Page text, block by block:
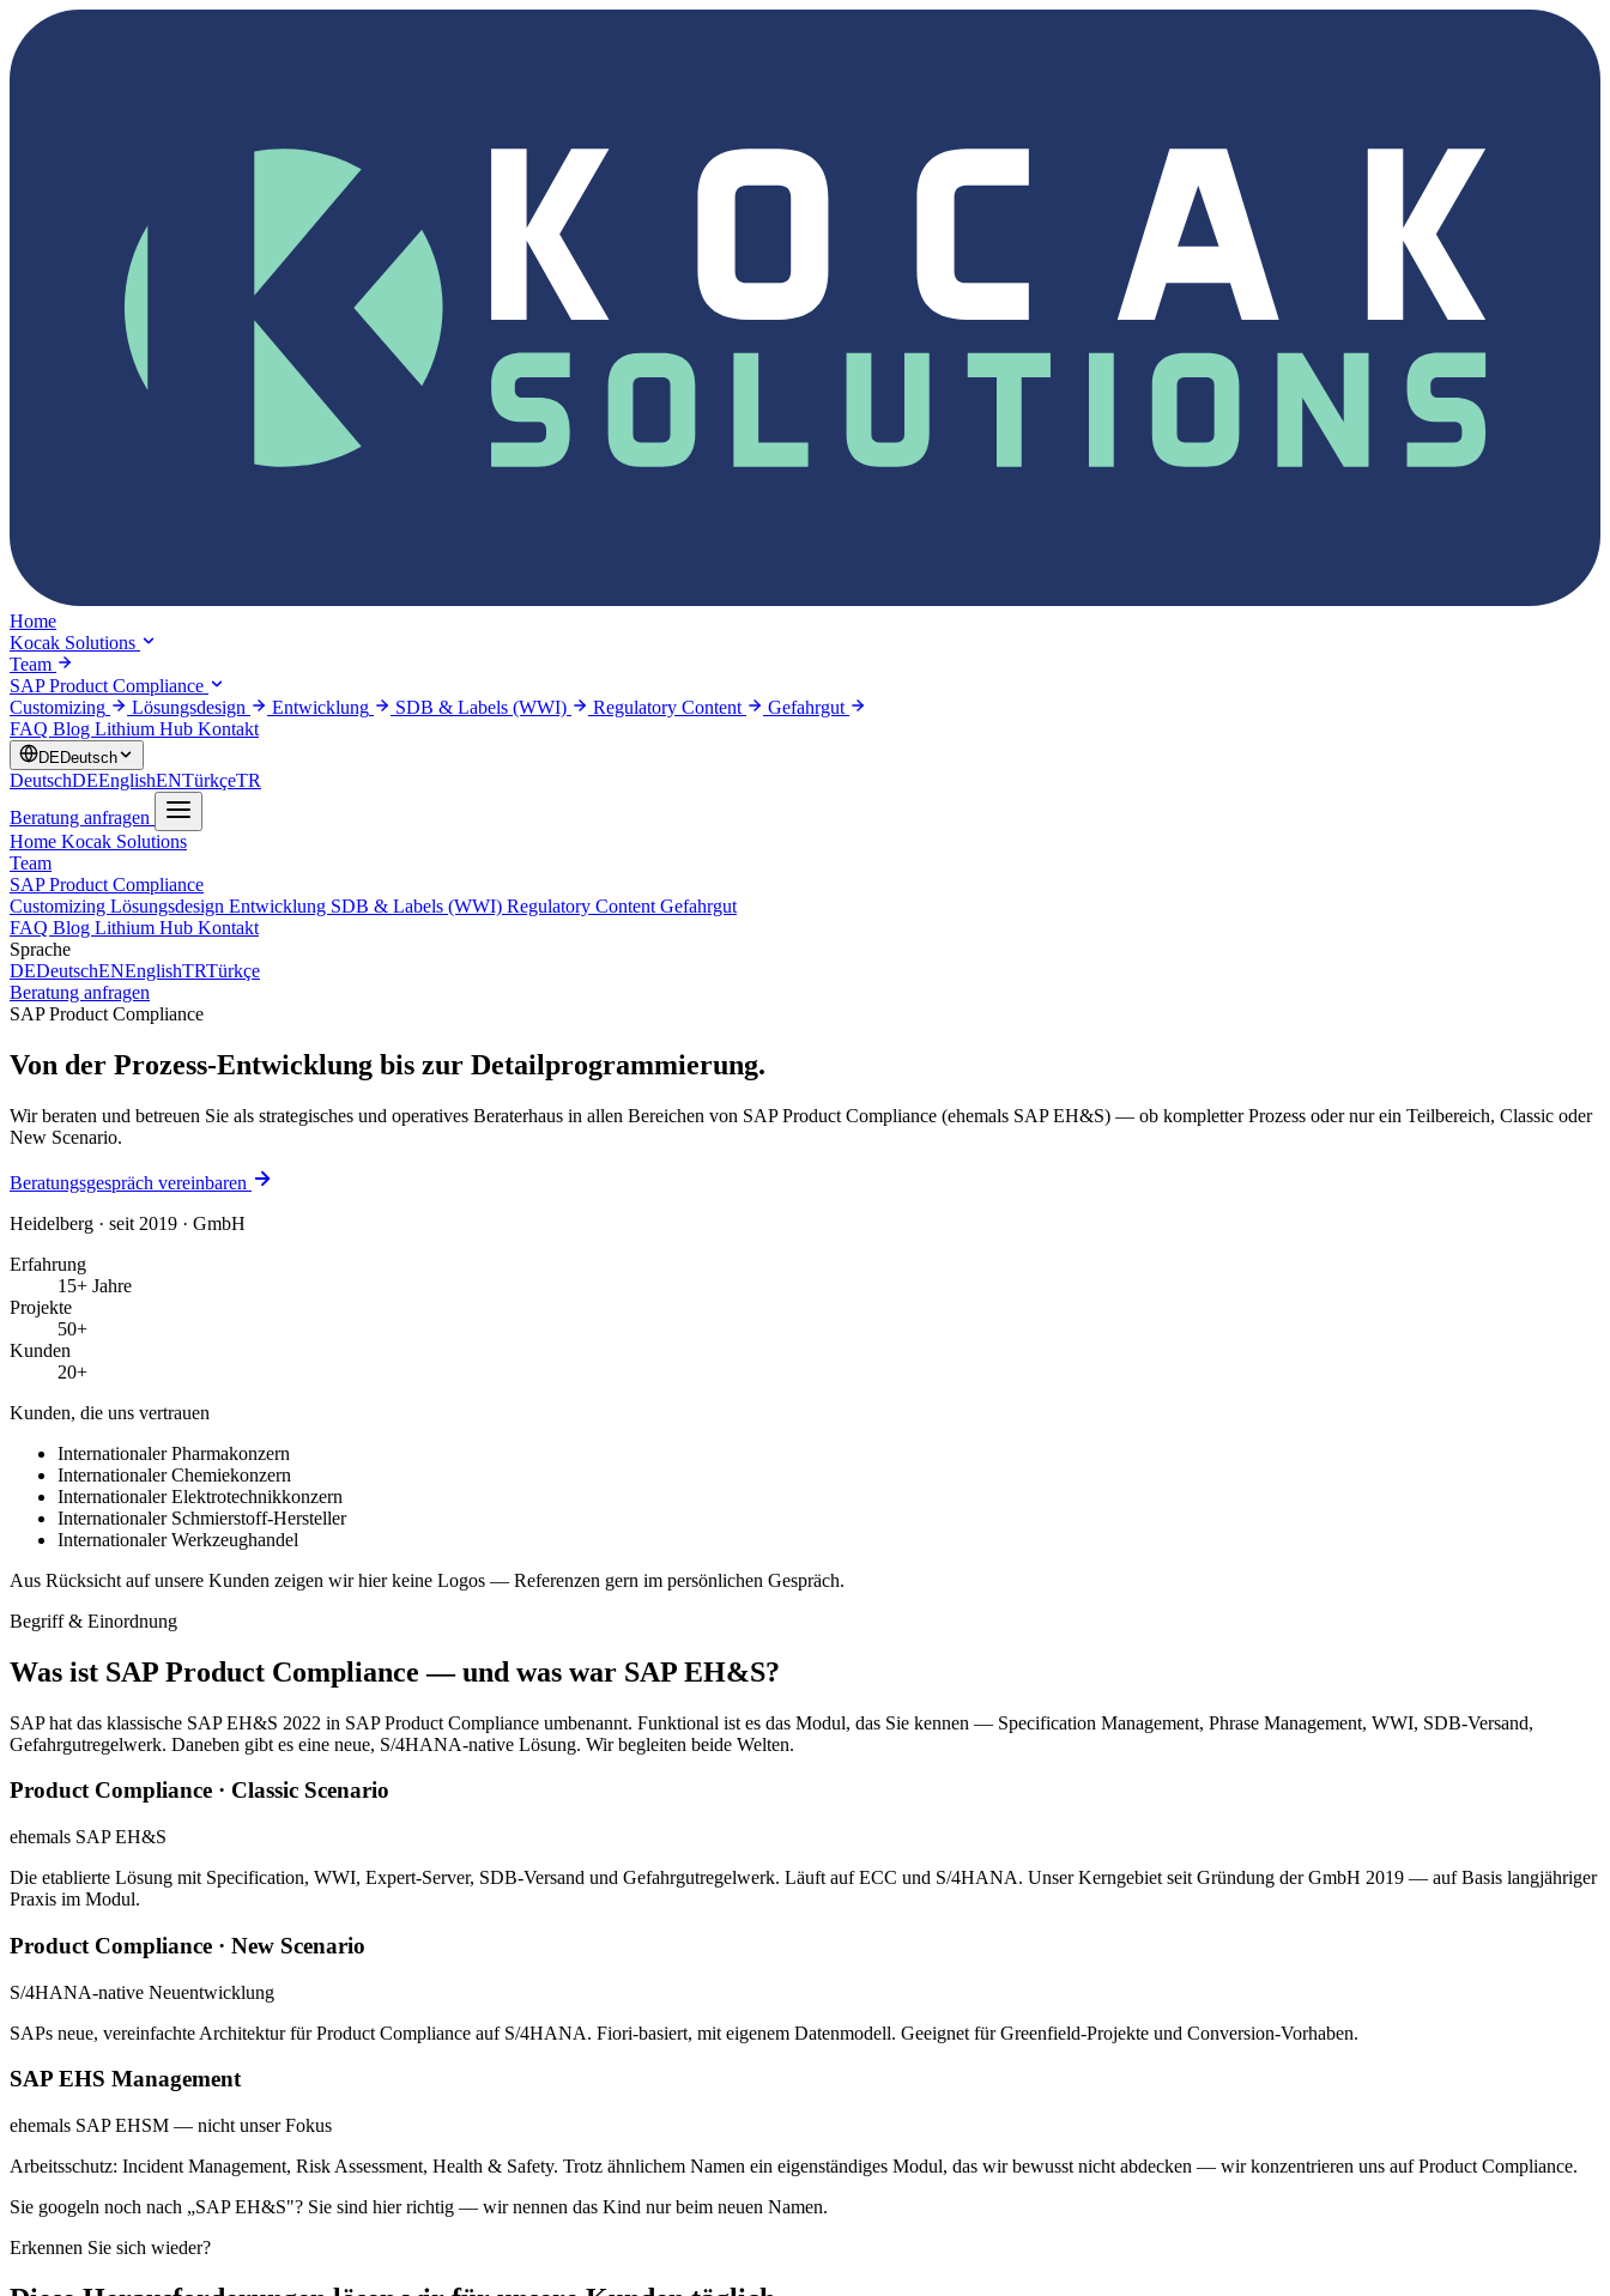
Home
Kocak Solutions
Team
SAP Product Compliance
Customizing
Lösungsdesign Entwicklung SDB & Labels (WWI) Regulatory Content
Gefahrgut
FAQ Blog Lithium Hub Kontakt
DEDeutsch
DeutschDEEnglishENTürkçeTR
Beratung anfragen
Home Kocak Solutions
Team
SAP Product Compliance
Customizing Lösungsdesign Entwicklung SDB & Labels (WWI) Regulatory Content Gefahrgut
FAQ Blog Lithium Hub Kontakt
Sprache
DEDeutschENEnglishTRTürkçe
Beratung anfragen
SAP Product Compliance
Von der Prozess-Entwicklung bis zur Detailprogrammierung.
Wir beraten und betreuen Sie als strategisches und operatives Beraterhaus in allen Bereichen von SAP Product Compliance (ehemals SAP EH&S) — ob kompletter Prozess oder nur ein Teilbereich, Classic oder
New Scenario.
Beratungsgespräch vereinbaren
Heidelberg · seit 2019 · GmbH
Erfahrung
15+ Jahre
Projekte
50+
Kunden
20+
Kunden, die uns vertrauen
Internationaler Pharmakonzern
Internationaler Chemiekonzern
Internationaler Elektrotechnikkonzern
Internationaler Schmierstoff-Hersteller
Internationaler Werkzeughandel
Aus Rücksicht auf unsere Kunden zeigen wir hier keine Logos — Referenzen gern im persönlichen Gespräch.
Begriff & Einordnung
Was ist SAP Product Compliance — und was war SAP EH&S?
SAP hat das klassische SAP EH&S 2022 in SAP Product Compliance umbenannt. Funktional ist es das Modul, das Sie kennen — Specification Management, Phrase Management, WWI, SDB-Versand,
Gefahrgutregelwerk. Daneben gibt es eine neue, S/4HANA-native Lösung. Wir begleiten beide Welten.
Product Compliance · Classic Scenario
ehemals SAP EH&S
Die etablierte Lösung mit Specification, WWI, Expert-Server, SDB-Versand und Gefahrgutregelwerk. Läuft auf ECC und S/4HANA. Unser Kerngebiet seit Gründung der GmbH 2019 — auf Basis langjähriger
Praxis im Modul.
Product Compliance · New Scenario
S/4HANA-native Neuentwicklung
SAPs neue, vereinfachte Architektur für Product Compliance auf S/4HANA. Fiori-basiert, mit eigenem Datenmodell. Geeignet für Greenfield-Projekte und Conversion-Vorhaben.
SAP EHS Management
ehemals SAP EHSM — nicht unser Fokus
Arbeitsschutz: Incident Management, Risk Assessment, Health & Safety. Trotz ähnlichem Namen ein eigenständiges Modul, das wir bewusst nicht abdecken — wir konzentrieren uns auf Product Compliance.
Sie googeln noch nach „SAP EH&S"? Sie sind hier richtig — wir nennen das Kind nur beim neuen Namen.
Erkennen Sie sich wieder?